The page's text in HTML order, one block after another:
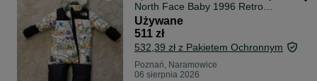
North Face Baby 1996 Retro
Nuptse
Używane
511 zł
532,39 zł z Pakietem Ochronnym
Poznań, Naramowice
06 sierpnia 2026